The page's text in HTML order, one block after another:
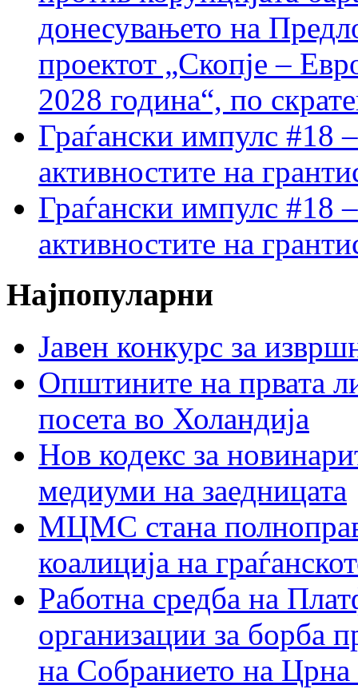
донесувањето на
проектот „Скопје –
2028 година“, по
Граѓански импулс #18
активностите на
Граѓански импулс #18
активностите на
Најпопуларни
Јавен конкурс за
Општините на првата
посета во Холандија
Нов кодекс за
медиуми на заедницата
МЦМС стана
коалиција на
Работна средба на
организации за борба
на Собранието на Црна